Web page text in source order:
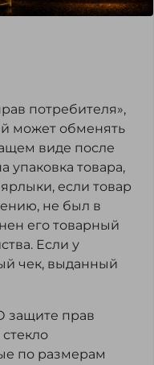
потребителя»,
может обменять
виде после
упаковка товара,
если товар
не был в
его товарный
Если у
чек, выданный
защите прав
по размерам